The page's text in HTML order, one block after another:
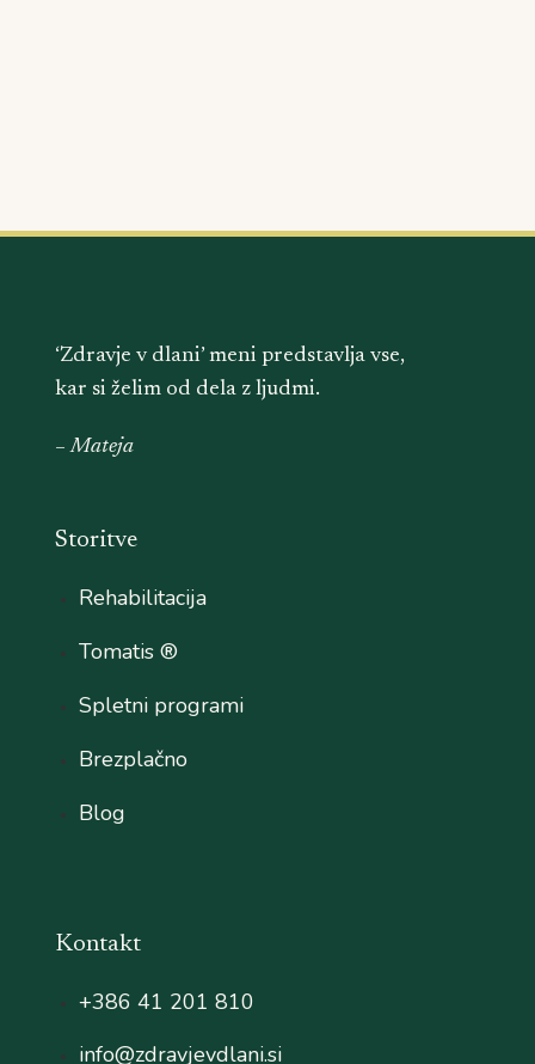
‘Zdravje v dlani’ meni predstavlja vse,
kar si želim od dela z ljudmi.
– Mateja
Storitve
Rehabilitacija
Tomatis ®
Spletni programi
Brezplačno
Blog
Kontakt
+386 41 201 810
info@zdravjevdlani.si